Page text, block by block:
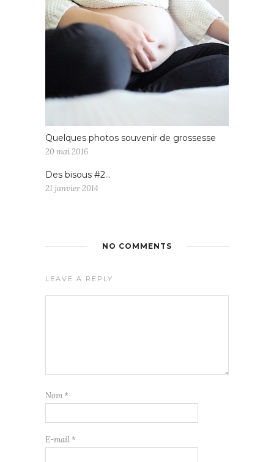
Quelques photos souvenir de grossesse
20 mai 2016
Des bisous #2…
21 janvier 2014
NO COMMENTS
LEAVE A REPLY
Nom *
E-mail *